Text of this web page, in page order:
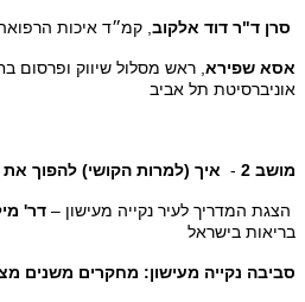
סרן ד"ר דוד אלקוב , קמ״ד איכות
אסא שפירא , ראש מסלול שיווק ופרסום
אוניברסיטת תל אביב
מושב 2 - איך (למרות הקושי) להפוך את
הצגת המדריך לעיר נקייה מעישון – דר'
בריאות בישראל
סביבה נקייה מעישון: מחקרים משנים